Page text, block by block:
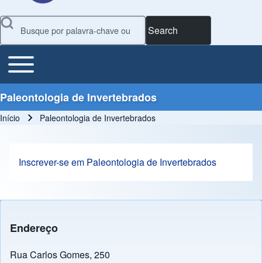
Search
Main Menu
Toggle main menu
Paleontologia de Invertebrados
Início Paleontologia de Invertebrados
Inscrever-se em Paleontologia de Invertebrados
Endereço
Rua Carlos Gomes, 250